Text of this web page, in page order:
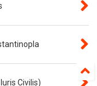
Civilis)